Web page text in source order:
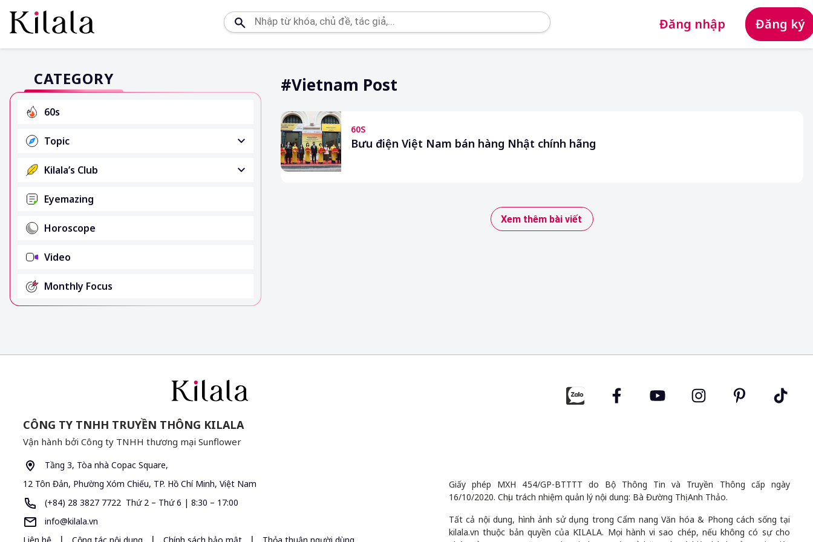
Đăng nhập Đăng ký
CATEGORY
60s
Topic
Kilala’s Club
Eyemazing
Horoscope
Video
Monthly Focus
#vietnam Post
60S
Bưu điện Việt Nam bán hàng Nhật chính hãng
Xem thêm bài viết
CÔNG TY TNHH TRUYỀN THÔNG KILALA
Vận hành bởi Công ty TNHH thương mại Sunflower
Tầng 3, Tòa nhà Copac Square,
12 Tôn Đản, Phường Xóm Chiếu, TP. Hồ Chí Minh, Việt Nam
(+84) 28 3827 7722 Thứ 2 – Thứ 6 | 8:30 – 17:00
info@kilala.vn
| | |
Giấy phép MXH 454/GP-BTTTT do Bộ Thông Tin và Truyền Thông cấp ngày
16/10/2020. Chịu trách nhiệm quản lý nội dung: Bà Đường Thị Anh Thảo.
Tất cả nội dung, hình ảnh sử dụng trong Cẩm nang Văn hóa & Phong cách sống tại
kilala.vn thuộc bản quyền của KILALA. Mọi hành vi sao chép, nếu không có sự cho